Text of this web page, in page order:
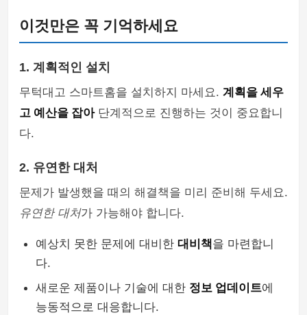
이것만은 꼭 기억하세요
1. 계획적인 설치
무턱대고 스마트홈을 설치하지 마세요. 계획을 세우
고 예산을 잡아단계적으로 진행하는 것이 중요합니
다.
2. 유연한 대처
문제가 발생했을 때의 해결책을 미리 준비해 두세요.
유연한 대처가 가능해야 합니다.
예상치 못한 문제에 대비한 대비책을 마련합니
다.
새로운 제품이나 기술에 대한 정보 업데이트에
능동적으로 대응합니다.